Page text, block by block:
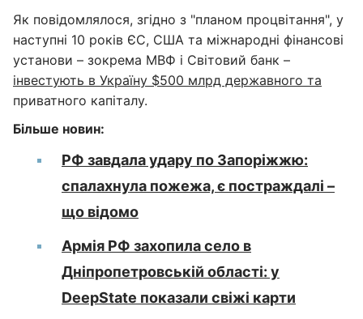
Як повідомлялося, згідно з "планом процвітання", у
наступні 10 років ЄС, США та міжнародні фінансові
установи – зокрема МВФ і Світовий банк –
інвестують в Україну $500 млрд державного та
приватного капіталу.
Більше новин:
РФ завдала удару по Запоріжжю:
спалахнула пожежа, є постраждалі –
що відомо
Армія РФ захопила село в
Дніпропетровській області: у
DeepState показали свіжі карти